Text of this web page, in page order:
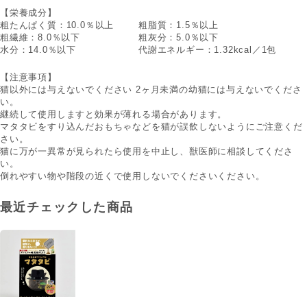
【栄養成分】
粗たんぱく質：10.0％以上
粗脂質：1.5％以上
粗繊維：8.0％以下
粗灰分：5.0％以下
水分：14.0％以下
代謝エネルギー：1.32kcal／1包
【注意事項】
猫以外には与えないでください 2ヶ月未満の幼猫には与えないでくださ
い。
継続して使用しますと効果が薄れる場合があります。
マタタビをすり込んだおもちゃなどを猫が誤飲しないようにご注意くだ
さい。
猫に万が一異常が見られたら使用を中止し、獣医師に相談してくださ
い。
倒れやすい物や階段の近くで使用しないでくださいください。
最近チェックした商品